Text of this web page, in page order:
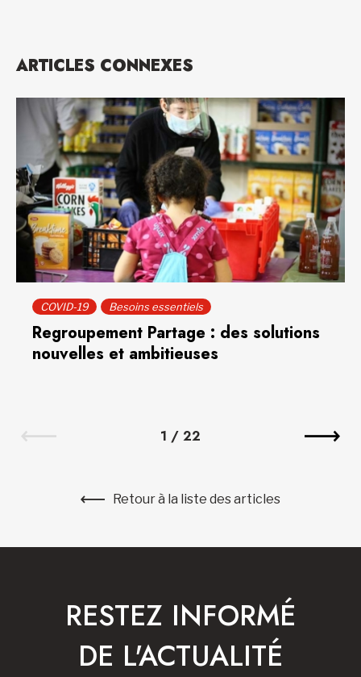
ARTICLES CONNEXES
COVID-19 Besoins essentiels
Regroupement Partage : des solutions
nouvelles et ambitieuses
1 / 22
Retour à la liste des articles
RESTEZ INFORMÉ
DE L'ACTUALITÉ